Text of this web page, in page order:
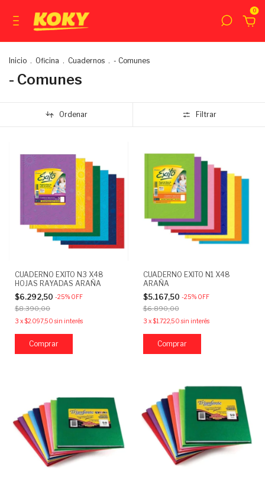
0
Inicio . Oficina . Cuadernos . - Comunes
- Comunes
Ordenar Filtrar
CUADERNO EXITO N3 X48
HOJAS RAYADAS ARAÑA
$6.292,50 -25% OFF
$8.390,00
3 x$2.097,50 sin interés
Comprar
CUADERNO EXITO N1 X48
ARAÑA
$5.167,50 -25% OFF
$6.890,00
3 x$1.722,50 sin interés
Comprar